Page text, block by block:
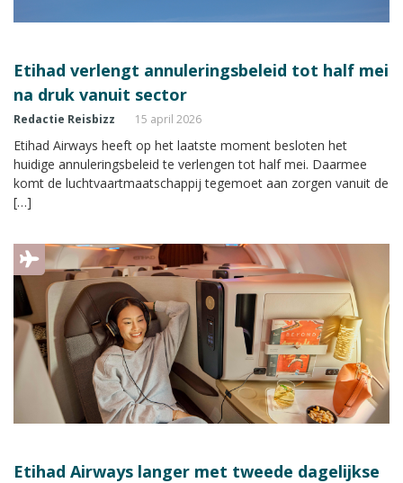
Etihad verlengt annuleringsbeleid tot half mei
na druk vanuit sector
Redactie Reisbizz 15 april 2026
Etihad Airways heeft op het laatste moment besloten het
huidige annuleringsbeleid te verlengen tot half mei. Daarmee
komt de luchtvaartmaatschappij tegemoet aan zorgen vanuit de
[…]
Etihad Airways langer met tweede dagelijkse